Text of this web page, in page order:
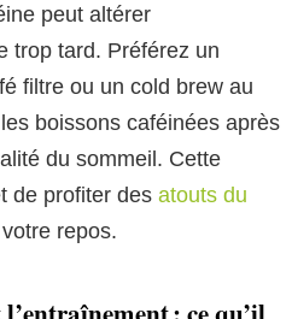
peut altérer
trop tard. Préférez un
filtre ou un cold brew au
boissons caféinées après
du sommeil. Cette
de profiter des atouts du
repos.